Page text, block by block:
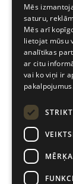
Mēs
saturu,
Mēs arī
lietojat mūsu
analītikas
ar citu
vai ko viņi ir
MĒRĶA